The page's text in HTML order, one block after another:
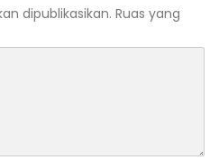
dipublikasikan. Ruas yang